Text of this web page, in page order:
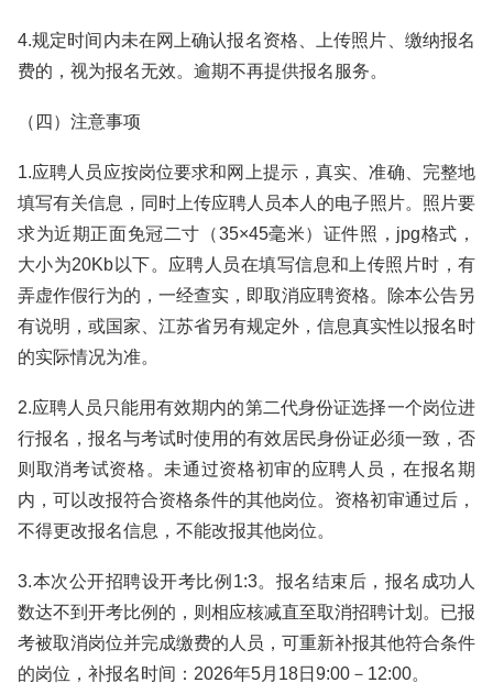
4.规定时间内未在网上确认报名资格、上传照片、缴纳报名
费的，视为报名无效。逾期不再提供报名服务。
（四）注意事项
1.应聘人员应按岗位要求和网上提示，真实、准确、完整地
填写有关信息，同时上传应聘人员本人的电子照片。照片要
求为近期正面免冠二寸（35×45毫米）证件照，jpg格式，
大小为20Kb以下。应聘人员在填写信息和上传照片时，有
弄虚作假行为的，一经查实，即取消应聘资格。除本公告另
有说明，或国家、江苏省另有规定外，信息真实性以报名时
的实际情况为准。
2.应聘人员只能用有效期内的第二代身份证选择一个岗位进
行报名，报名与考试时使用的有效居民身份证必须一致，否
则取消考试资格。未通过资格初审的应聘人员，在报名期
内，可以改报符合资格条件的其他岗位。资格初审通过后，
不得更改报名信息，不能改报其他岗位。
3.本次公开招聘设开考比例1:3。报名结束后，报名成功人
数达不到开考比例的，则相应核减直至取消招聘计划。已报
考被取消岗位并完成缴费的人员，可重新补报其他符合条件
的岗位，补报名时间：2026年5月18日9:00－12:00。